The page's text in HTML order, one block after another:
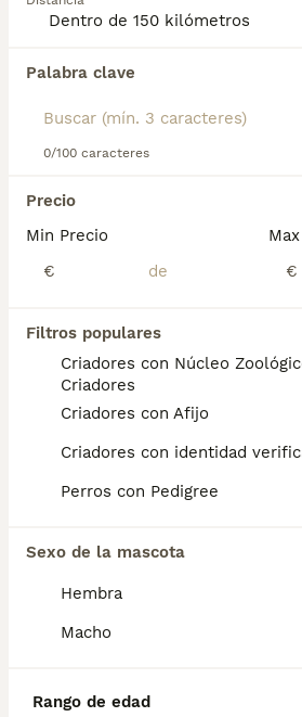
Palabra clave
0/100 caracteres
Precio
Min Precio
€
€
Filtros populares
Criadores con Núcleo
Criadores
Criadores con Afijo
Criadores con identidad
Perros con Pedigree
Sexo de la mascota
Hembra
Macho
Rango de edad
Encontramos 0 Pastor
Si deseas exactamente esta
búsqueda y espera el
Preguntas frecuentes
¿Cómo es el
del pastor islandés?
Su carácter es alegre,
que les permite llevarse bien
perros y personas, aunque
poco reservados con
su entorno nórdico.
¿Los pastores